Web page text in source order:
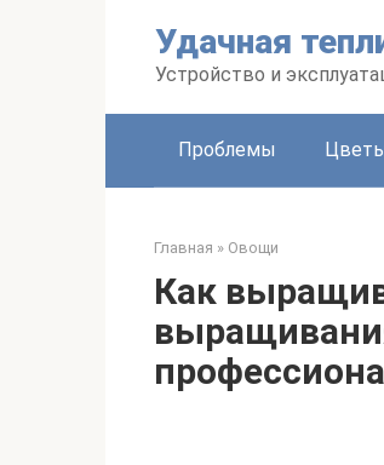
Удачная
Устройство и
Проблемы
Главная » Овощи
Как